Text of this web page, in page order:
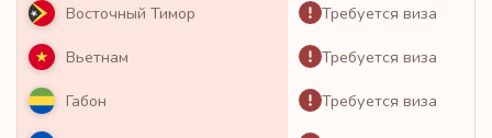
Восточный Тимор Требуется виза
Вьетнам Требуется виза
Габон Требуется виза